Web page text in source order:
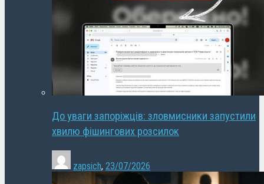
До уваги запоріжців: зловмисники запустили
хвилю фішингових розсилок
zapsich, 23/07/2026